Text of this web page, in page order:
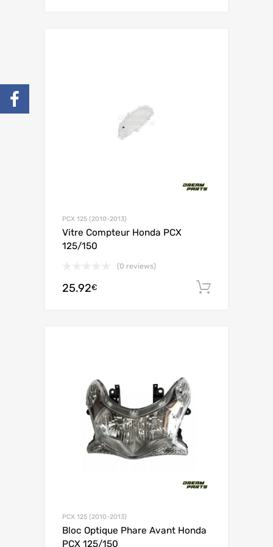
PCX 125 (2010-2013)
Vitre Compteur Honda PCX
125/150
(0 reviews)
25.92€
PCX 125 (2010-2013)
Bloc Optique Phare Avant Honda
PCX 125/150